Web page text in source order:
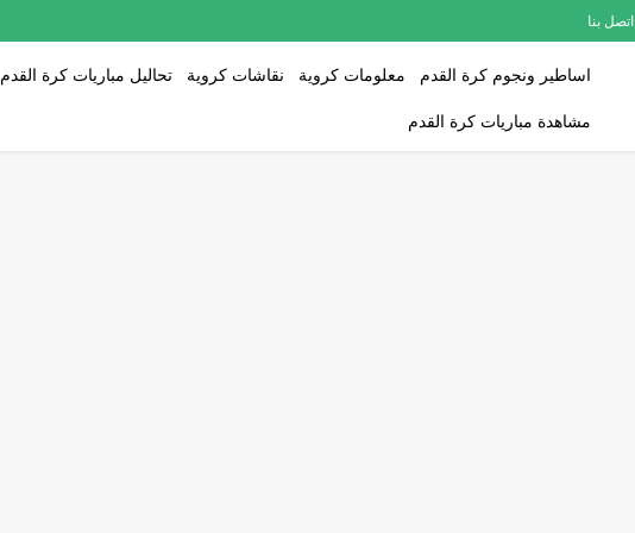
اتصل بنا
اساطير ونجوم كرة القدم معلومات كروية نقاشات كروية تحاليل مباريات كرة القدم
مشاهدة مباريات كرة القدم